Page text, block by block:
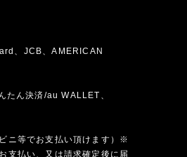
、JCB、AMERICAN
たん決済/au WALLET、
ニ等でお支払い頂けます）※
支払い、又は請求確定後に届